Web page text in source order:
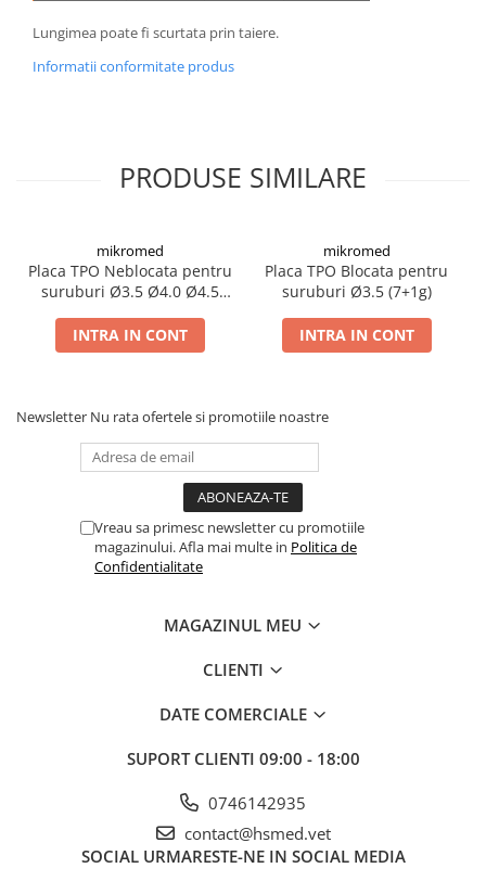
Lungimea poate fi scurtata prin taiere.
Informatii conformitate produs
PRODUSE SIMILARE
mikromed
Placa TPO Neblocata pentru
suruburi Ø3.5 Ø4.0 Ø4.5
INTRA IN CONT
mikromed
Placa TPO Blocata pentru
suruburi Ø3.5 (7+1g)
INTRA IN CONT
Newsletter Nu rata ofertele si promotiile noastre
Vreau sa primesc newsletter cu promotiile
magazinului. Afla mai multe in Politica de
Confidentialitate
MAGAZINUL MEU
CLIENTI
DATE COMERCIALE
SUPORT CLIENTI 09:00 - 18:00
0746142935
contact@hsmed.vet
SOCIAL URMARESTE-NE IN SOCIAL MEDIA